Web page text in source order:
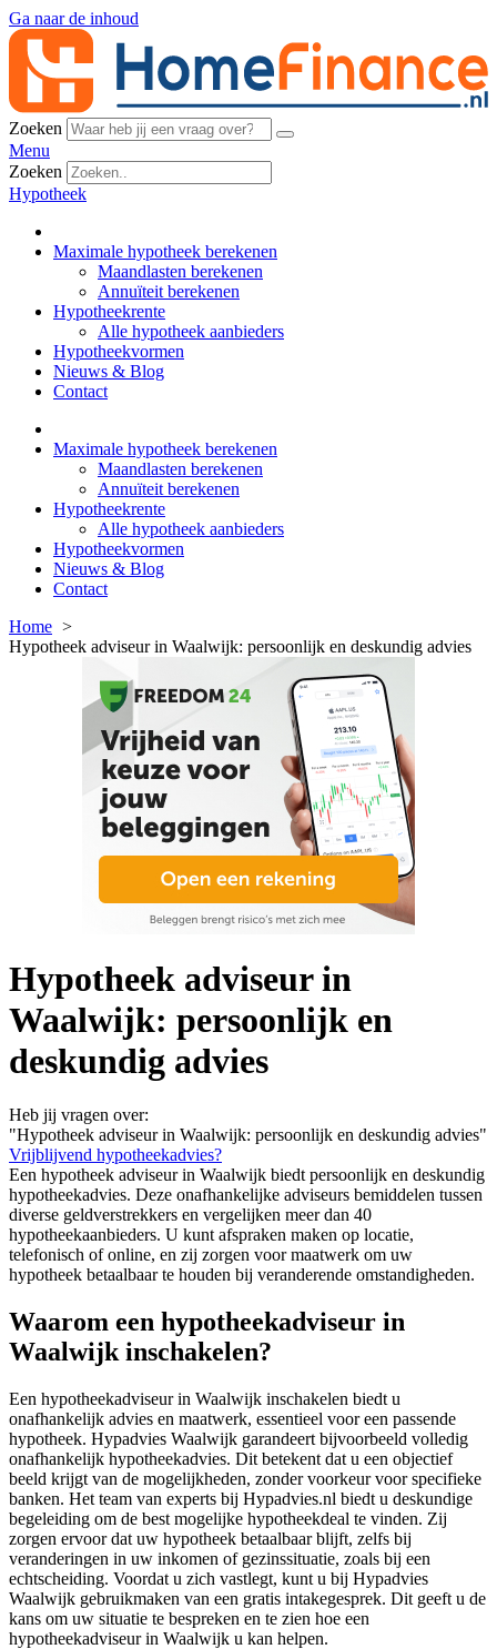
Ga naar de inhoud
Zoeken
Menu
Zoeken
Hypotheek
Maximale hypotheek berekenen
Maandlasten berekenen
Annuïteit berekenen
Hypotheekrente
Alle hypotheek aanbieders
Hypotheekvormen
Nieuws & Blog
Contact
Maximale hypotheek berekenen
Maandlasten berekenen
Annuïteit berekenen
Hypotheekrente
Alle hypotheek aanbieders
Hypotheekvormen
Nieuws & Blog
Contact
Home
Hypotheek adviseur in Waalwijk: persoonlijk en deskundig advies
Hypotheek adviseur in
Waalwijk: persoonlijk en
deskundig advies
Heb jij vragen over:
"Hypotheek adviseur in Waalwijk: persoonlijk en deskundig advies"
Vrijblijvend hypotheekadvies?
Een hypotheek adviseur in Waalwijk biedt persoonlijk en deskundig
hypotheekadvies. Deze onafhankelijke adviseurs bemiddelen tussen
diverse geldverstrekkers en vergelijken meer dan 40
hypotheekaanbieders. U kunt afspraken maken op locatie,
telefonisch of online, en zij zorgen voor maatwerk om uw
hypotheek betaalbaar te houden bij veranderende omstandigheden.
Waarom een hypotheekadviseur in
Waalwijk inschakelen?
Een hypotheekadviseur in Waalwijk inschakelen biedt u
onafhankelijk advies en maatwerk, essentieel voor een passende
hypotheek. Hypadvies Waalwijk garandeert bijvoorbeeld volledig
onafhankelijk hypotheekadvies. Dit betekent dat u een objectief
beeld krijgt van de mogelijkheden, zonder voorkeur voor specifieke
banken. Het team van experts bij Hypadvies.nl biedt u deskundige
begeleiding om de best mogelijke hypotheekdeal te vinden. Zij
zorgen ervoor dat uw hypotheek betaalbaar blijft, zelfs bij
veranderingen in uw inkomen of gezinssituatie, zoals bij een
echtscheiding. Voordat u zich vastlegt, kunt u bij Hypadvies
Waalwijk gebruikmaken van een gratis intakegesprek. Dit geeft u de
kans om uw situatie te bespreken en te zien hoe een
hypotheekadviseur in Waalwijk u kan helpen.